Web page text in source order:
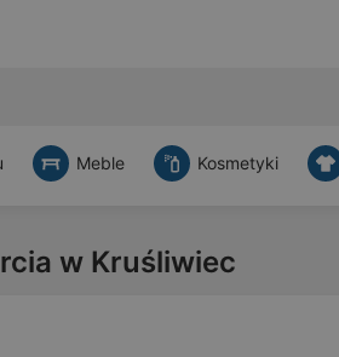
Meble Kosmetyki
w Kruśliwiec